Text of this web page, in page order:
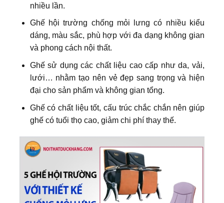
nhiều lần.
Ghế hội trường chống mỏi lưng có nhiều kiểu
dáng, màu sắc, phù hợp với đa dạng không gian
và phong cách nội thất.
Ghế sử dụng các chất liệu cao cấp như da, vải,
lưới… nhằm tạo nên vẻ đẹp sang trọng và hiện
đại cho sản phẩm và không gian tổng.
Ghế có chất liệu tốt, cấu trúc chắc chắn nên giúp
ghế có tuổi thọ cao, giảm chi phí thay thế.